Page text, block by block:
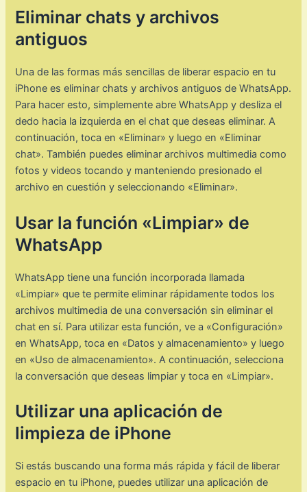
Eliminar chats y archivos
antiguos
Una de las formas más sencillas de liberar espacio en tu
iPhone es eliminar chats y archivos antiguos de WhatsApp.
Para hacer esto, simplemente abre WhatsApp y desliza el
dedo hacia la izquierda en el chat que deseas eliminar. A
continuación, toca en «Eliminar» y luego en «Eliminar
chat». También puedes eliminar archivos multimedia como
fotos y videos tocando y manteniendo presionado el
archivo en cuestión y seleccionando «Eliminar».
Usar la función «Limpiar» de
WhatsApp
WhatsApp tiene una función incorporada llamada
«Limpiar» que te permite eliminar rápidamente todos los
archivos multimedia de una conversación sin eliminar el
chat en sí. Para utilizar esta función, ve a «Configuración»
en WhatsApp, toca en «Datos y almacenamiento» y luego
en «Uso de almacenamiento». A continuación, selecciona
la conversación que deseas limpiar y toca en «Limpiar».
Utilizar una aplicación de
limpieza de iPhone
Si estás buscando una forma más rápida y fácil de liberar
espacio en tu iPhone, puedes utilizar una aplicación de